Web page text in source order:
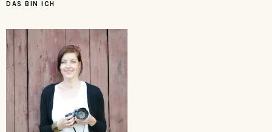
DAS BIN ICH